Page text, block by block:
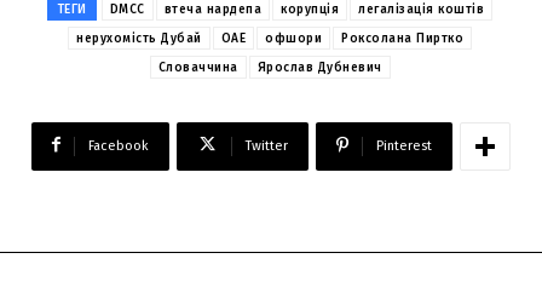
ТЕГИ DMCC втеча нардепа корупція
легалізація коштів
нерухомість Дубай
ОАЕ офшори
Роксолана Пиртко
Словаччина
Ярослав Дубневич
Facebook Twitter Pinterest